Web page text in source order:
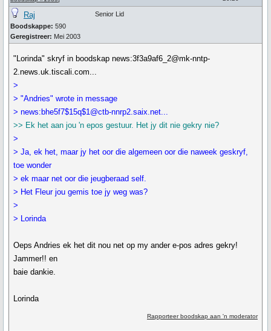
Raj
Boodskappe: 590
Geregistreer: Mei 2003
Senior Lid
"Lorinda" skryf in boodskap news:3f3a9af6_2@mk-nntp-
2.news.uk.tiscali.com...
>
> "Andries" wrote in message
> news:bhe5f7$15q$1@ctb-nnrp2.saix.net...
>> Ek het aan jou 'n epos gestuur. Het jy dit nie gekry nie?
>
> Ja, ek het, maar jy het oor die algemeen oor die naweek geskryf,
toe wonder
> ek maar net oor die jeugberaad self.
> Het Fleur jou gemis toe jy weg was?
>
> Lorinda
Oeps Andries ek het dit nou net op my ander e-pos adres gekry!
Jammer!! en
baie dankie.
Lorinda
Rapporteer boodskap aan 'n moderator